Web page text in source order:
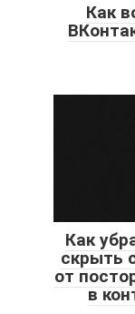
Как
Как
скрыть
от
в